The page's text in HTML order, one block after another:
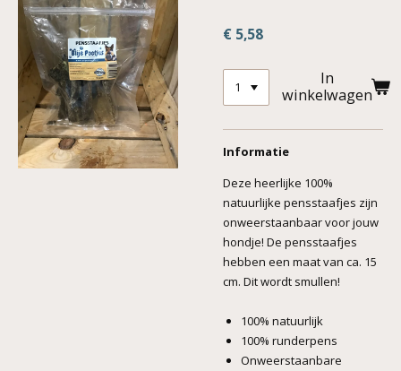
€ 5,58
In
winkelwagen
Informatie
Deze heerlijke 100%
natuurlijke pensstaafjes zijn
onweerstaanbaar voor jouw
hondje! De pensstaafjes
hebben een maat van ca. 15
cm. Dit wordt smullen!
100% natuurlijk
100% runderpens
Onweerstaanbare